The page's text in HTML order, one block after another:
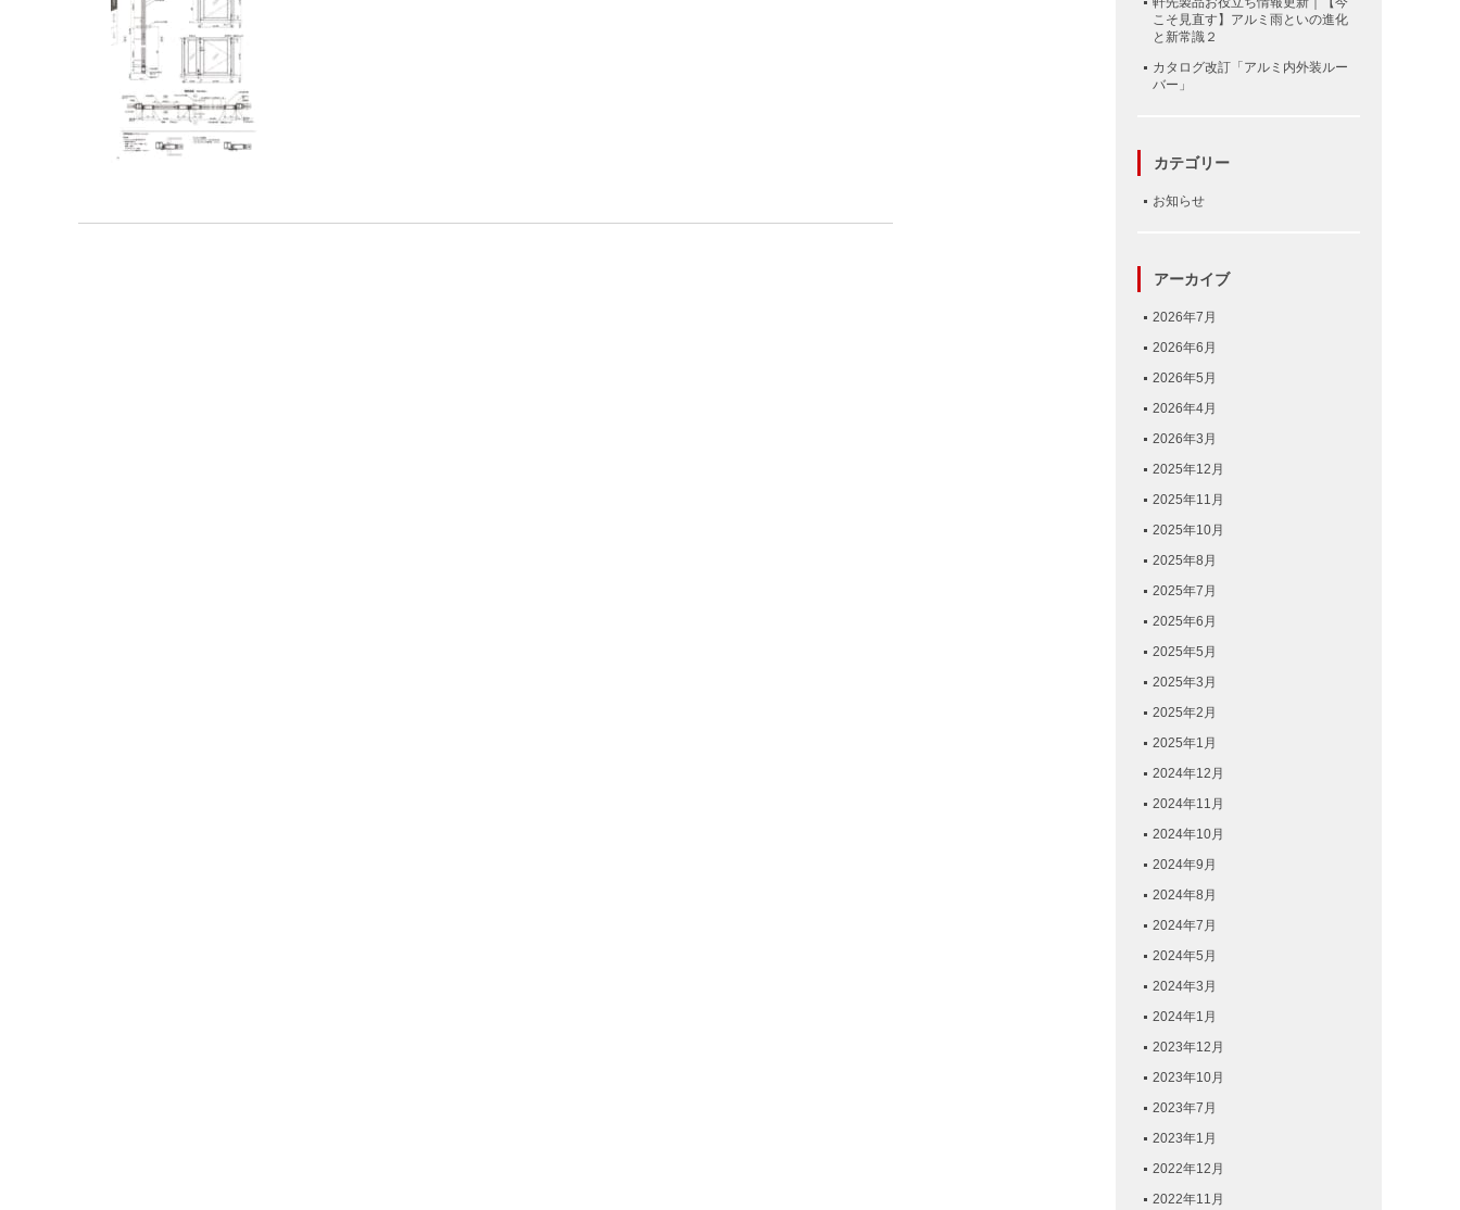
こそ見直す】アルミ雨といの進化
と新常識２
カタログ改訂「アルミ内外装ルー
バー」
カテゴリー
お知らせ
アーカイブ
2026年7月
2026年6月
2026年5月
2026年4月
2026年3月
2025年12月
2025年11月
2025年10月
2025年8月
2025年7月
2025年6月
2025年5月
2025年3月
2025年2月
2025年1月
2024年12月
2024年11月
2024年10月
2024年9月
2024年8月
2024年7月
2024年5月
2024年3月
2024年1月
2023年12月
2023年10月
2023年7月
2023年1月
2022年12月
2022年11月